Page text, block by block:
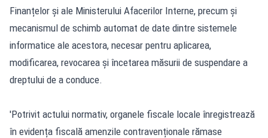
Finanțelor și ale Ministerului Afacerilor Interne, precum și
mecanismul de schimb automat de date dintre sistemele
informatice ale acestora, necesar pentru aplicarea,
modificarea, revocarea și încetarea măsurii de suspendare a
dreptului de a conduce.
'Potrivit actului normativ, organele fiscale locale înregistrează
în evidența fiscală amenzile contravenționale rămase